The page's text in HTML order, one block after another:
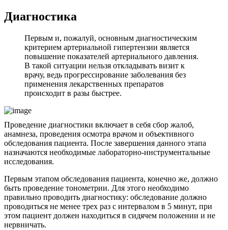
Диагностика
Первым и, пожалуй, основным диагностическим
критерием артериальной гипертензии является
повышение показателей артериального давления.
В такой ситуации нельзя откладывать визит к
врачу, ведь прогрессирование заболевания без
применения лекарственных препаратов
происходит в разы быстрее.
Проведение диагностики включает в себя сбор жалоб,
анамнеза, проведения осмотра врачом и объективного
обследования пациента. После завершения данного этапа
назначаются необходимые лабораторно-инструментальные
исследования.
Первым этапом обследования пациента, конечно же, должно
быть проведение тонометрии. Для этого необходимо
правильно проводить диагностику: обследование должно
проводиться не менее трех раз с интервалом в 5 минут, при
этом пациент должен находиться в сидячем положении и не
нервничать.